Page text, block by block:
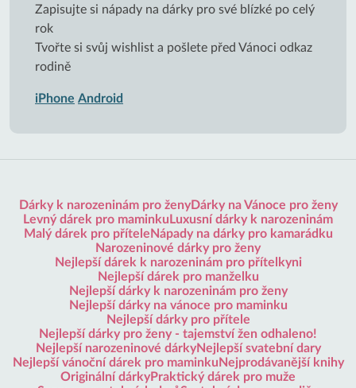
Zapisujte si nápady na dárky pro své blízké po celý
rok
Tvořte si svůj wishlist a pošlete před Vánoci odkaz
rodině
iPhone Android
Dárky k narozeninám pro ženyDárky na Vánoce pro ženy
Levný dárek pro maminku Luxusní dárky k narozeninám
Malý dárek pro přítele Nápady na dárky pro kamarádku
Narozeninové dárky pro ženy
Nejlepší dárek k narozeninám pro přítelkyni
Nejlepší dárek pro manželku
Nejlepší dárky k narozeninám pro ženy
Nejlepší dárky na vánoce pro maminku
Nejlepší dárky pro přítele
Nejlepší dárky pro ženy - tajemství žen odhaleno!
Nejlepší narozeninové dárkyNejlepší svatební dary
Nejlepší vánoční dárek pro maminku Nejprodávanější knihy
Originální dárkyPraktický dárek pro muže